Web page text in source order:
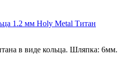
1.2 мм Holy Metal Титан
в виде кольца. Шляпка: 6мм.